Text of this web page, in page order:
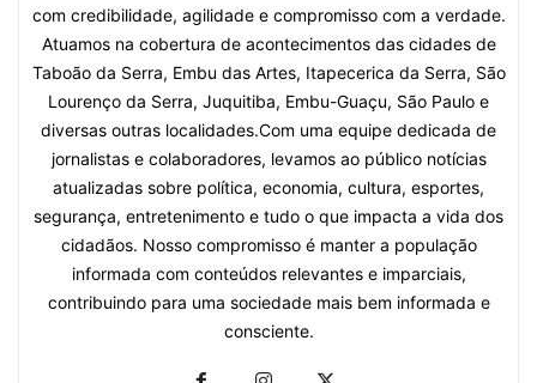
com credibilidade, agilidade e compromisso com a verdade.
Atuamos na cobertura de acontecimentos das cidades de
Taboão da Serra, Embu das Artes, Itapecerica da Serra, São
Lourenço da Serra, Juquitiba, Embu-Guaçu, São Paulo e
diversas outras localidades.Com uma equipe dedicada de
jornalistas e colaboradores, levamos ao público notícias
atualizadas sobre política, economia, cultura, esportes,
segurança, entretenimento e tudo o que impacta a vida dos
cidadãos. Nosso compromisso é manter a população
informada com conteúdos relevantes e imparciais,
contribuindo para uma sociedade mais bem informada e
consciente.